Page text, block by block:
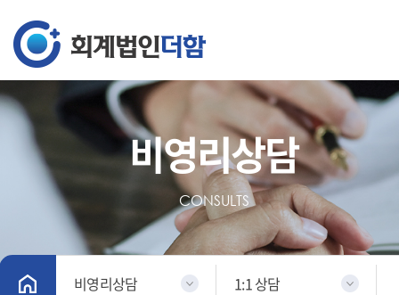
비영리상담
CONSULTS
비영리상담 1:1 상담